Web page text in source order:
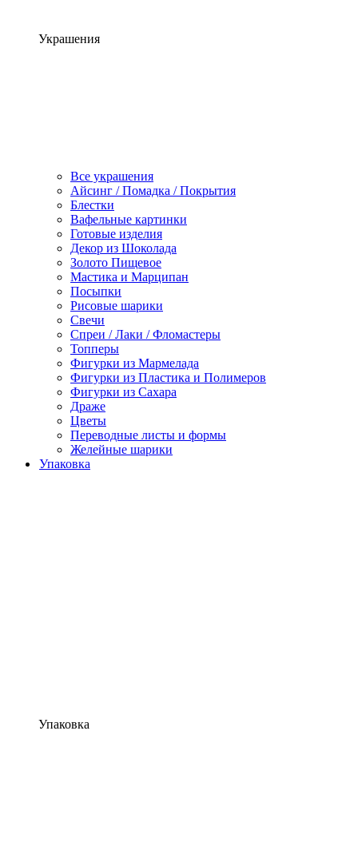
Украшения
Все украшения
Айсинг / Помадка / Покрытия
Блестки
Вафельные картинки
Готовые изделия
Декор из Шоколада
Золото Пищевое
Мастика и Марципан
Посыпки
Рисовые шарики
Свечи
Спреи / Лаки / Фломастеры
Топперы
Фигурки из Мармелада
Фигурки из Пластика и Полимеров
Фигурки из Сахара
Драже
Цветы
Переводные листы и формы
Желейные шарики
Упаковка
Упаковка